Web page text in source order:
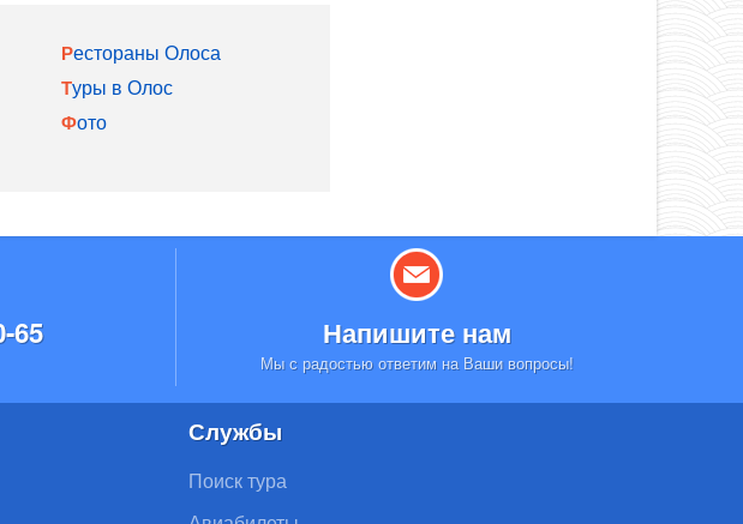
Рестораны Олоса
Туры в Олос
Фото
65 Напишите нам
Мы с радостью ответим на Ваши вопросы!
Службы
Поиск тура